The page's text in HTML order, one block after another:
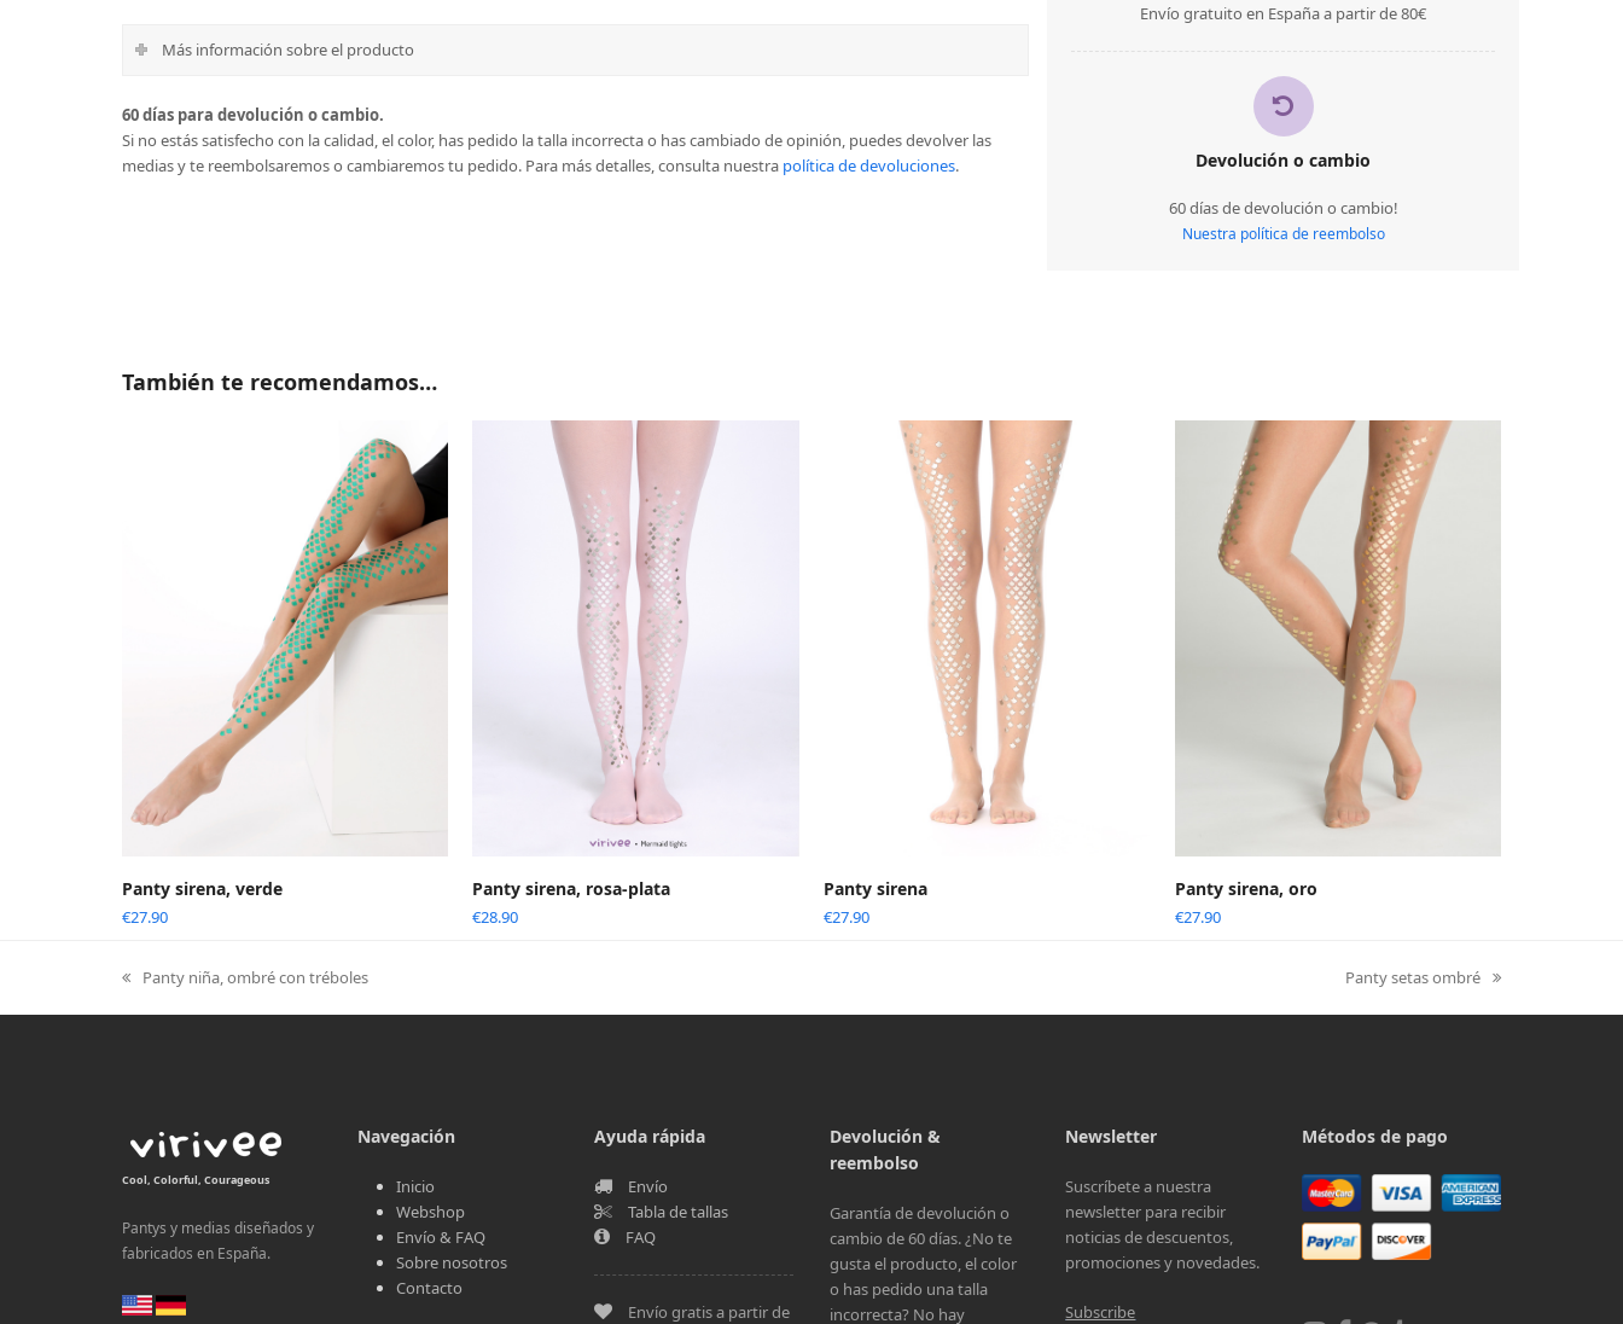
Más información sobre el producto
60 días para devolución o cambio.
Si no estás satisfecho con la calidad, el color, has pedido la talla incorrecta o has cambiado de opinión, puedes devolver las
medias y te reembolsaremos o cambiaremos tu pedido. Para más detalles, consulta nuestra política de devoluciones.
Envío gratuito en España a partir de 80€
Devolución o cambio
60 días de devolución o cambio!
Nuestra política de reembolso
También te recomendamos…
Panty sirena, verde
€27.90
Panty sirena, rosa-plata
€28.90
Panty sirena
€27.90
Panty sirena, oro
€27.90
previous
post:
Panty niña, ombré con tréboles
next
post:
Panty setas ombré
Cool, Colorful, Courageous
Pantys y medias diseñados y
fabricados en España.
Navegación
Inicio
Webshop
Envío & FAQ
Sobre nosotros
Contacto
Ayuda rápida
Envío
Tabla de tallas
FAQ
Envío gratis a partir de
Devolución &
reembolso
Garantía de devolución o
cambio de 60 días. ¿No te
gusta el producto, el color
o has pedido una talla
incorrecta? No hay
Newsletter
Suscríbete a nuestra
newsletter para recibir
noticias de descuentos,
promociones y novedades.
Subscribe
Métodos de pago